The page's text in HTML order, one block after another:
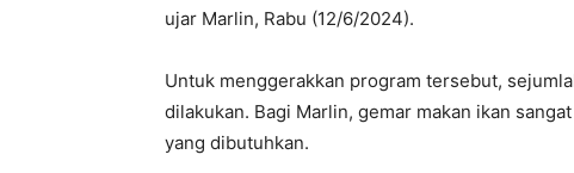
ujar Marlin, Rabu (12/6/2024).
Untuk menggerakkan program tersebut,
dilakukan. Bagi Marlin, gemar makan ikan
yang dibutuhkan.